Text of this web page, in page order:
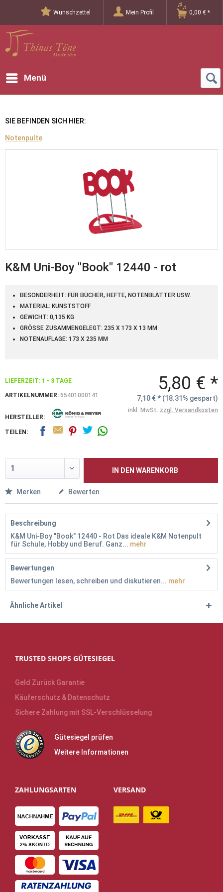
Wunschzettel Mein Profil 0,00 € *
Menü
SIE BEFINDEN SICH HIER:
Notenpulte
K&M Uni-Boy "Book" 12440 - rot
BESONDERHEIT: FÜR BÜCHER, HEFTE, NOTENBLÄTTER USW.
MATERIAL: KUNSTSTOFF
GEWICHT: 0,135 KG
GRÖSSE ZUSAMMENGELEGT: 235 X 173 X 13 MM
NOTENAUFLAGE: 173 X 235 MM
LIEFERZEIT: 1 - 3 TAGE
ARTIKELNUMMER: 65401000141
HERSTELLER:
5,80 € *
7,10 € * (18.31% gespart)
inkl. MwSt. zzgl. Versandkosten
TEILEN:
IN DEN WARENKORB
Merken Bewerten
Beschreibung
K&M Uni-Boy "Book" 12440 - Rot Das ideale K&M Notenpult
für Schule, Hobby und Beruf. Ganz... mehr
Bewertungen
Bewertungen lesen, schreiben und diskutieren... mehr
Ähnliche Artikel
TRUSTED SHOPS GÜTESIEGEL
Geld Zurück Garantie
Käuferschutz & Datenschutz
Sichere Zahlung mit SSL-Verschlüsselung
Gütesiegel prüfen
Weitere Informationen
ZAHLUNGSARTEN VERSAND